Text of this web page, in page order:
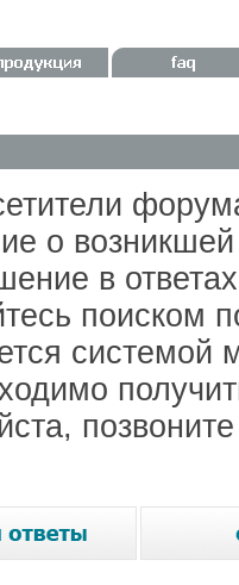
о
в
поиском
системой